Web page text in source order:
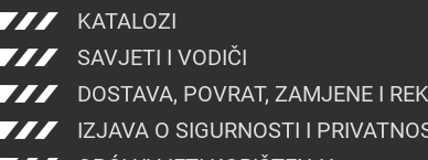
KATALOZI
SAVJETI I VODIČI
DOSTAVA, POVRAT, ZAMJENE I
IZJAVA O SIGURNOSTI I